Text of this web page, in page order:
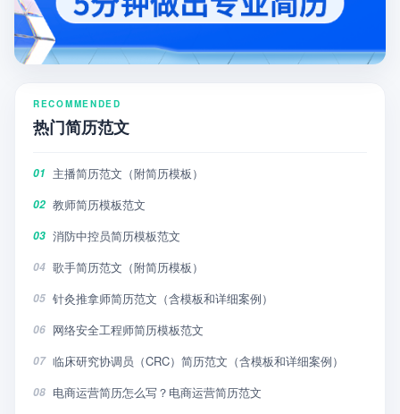
RECOMMENDED
热门简历范文
01 主播简历范文（附简历模板）
02 教师简历模板范文
03 消防中控员简历模板范文
04 歌手简历范文（附简历模板）
05 针灸推拿师简历范文（含模板和详细案例）
06 网络安全工程师简历模板范文
07 临床研究协调员（CRC）简历范文（含模板和详细案例）
08 电商运营简历怎么写？电商运营简历范文